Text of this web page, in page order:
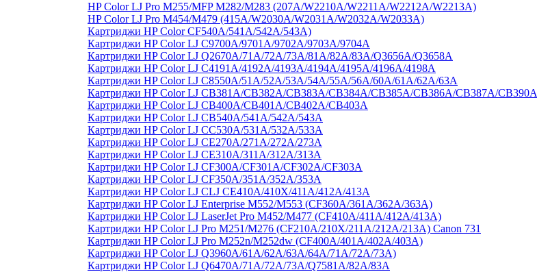
HP Color LJ Pro M255/MFP M282/M283 (207A/W2210A/W2211A/W2212A/W2213A)
HP Color LJ Pro M454/M479 (415A/W2030A/W2031A/W2032A/W2033A)
Картриджи HP Color CF540A/541A/542A/543A)
Картриджи HP Color LJ C9700A/9701A/9702A/9703A/9704A
Картриджи HP Color LJ Q2670A/71A/72A/73A/81A/82A/83A/Q3656A/Q3658A
Картриджи HP Color LJ C4191A/4192A/4193A/4194A/4195A/4196A/4198A
Картриджи HP Color LJ C8550A/51A/52A/53A/54A/55A/56A/60A/61A/62A/63A
Картриджи HP Color LJ CB381A/CB382A/CB383A/CB384A/CB385A/CB386A/CB387A/CB390A
Картриджи HP Color LJ CB400A/CB401A/CB402A/CB403A
Картриджи HP Color LJ CB540A/541A/542A/543A
Картриджи HP Color LJ CC530A/531A/532A/533A
Картриджи HP Color LJ CE270A/271A/272A/273A
Картриджи HP Color LJ CE310A/311A/312A/313A
Картриджи HP Color LJ CF300A/CF301A/CF302A/CF303A
Картриджи HP Color LJ CF350A/351A/352A/353A
Картриджи HP Color LJ CLJ CE410A/410X/411A/412A/413A
Картриджи HP Color LJ Enterprise M552/M553 (CF360A/361A/362A/363A)
Картриджи HP Color LJ LaserJet Pro M452/M477 (CF410A/411A/412A/413A)
Картриджи HP Color LJ Pro M251/M276 (CF210A/210X/211A/212A/213A) Canon 731
Картриджи HP Color LJ Pro M252n/M252dw (CF400A/401A/402A/403A)
Картриджи HP Color LJ Q3960A/61A/62A/63A/64A/71A/72A/73A)
Картриджи HP Color LJ Q6470A/71A/72A/73A/Q7581A/82A/83A